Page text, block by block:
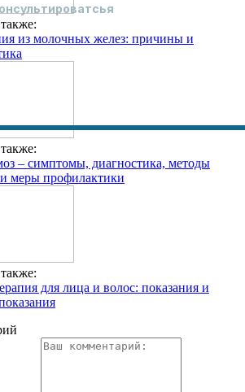
из молочных желез: причины и
– симптомы, диагностика, методы
меры профилактики
для лица и волос: показания и